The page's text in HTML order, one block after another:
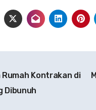
Kontrakan di
Dibunuh